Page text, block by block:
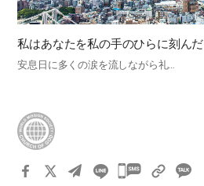
私はあなたを私の手のひらに刻んだ
安息日に多くの涙を流しながら礼…
카